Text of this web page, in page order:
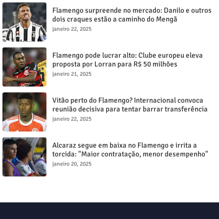
Flamengo surpreende no mercado: Danilo e outros
dois craques estão a caminho do Mengã
janeiro 22, 2025
Flamengo pode lucrar alto: Clube europeu eleva
proposta por Lorran para R$ 50 milhões
janeiro 21, 2025
Vitão perto do Flamengo? Internacional convoca
reunião decisiva para tentar barrar transferência
milionária
janeiro 22, 2025
Alcaraz segue em baixa no Flamengo e irrita a
torcida: "Maior contratação, menor desempenho"
janeiro 20, 2025